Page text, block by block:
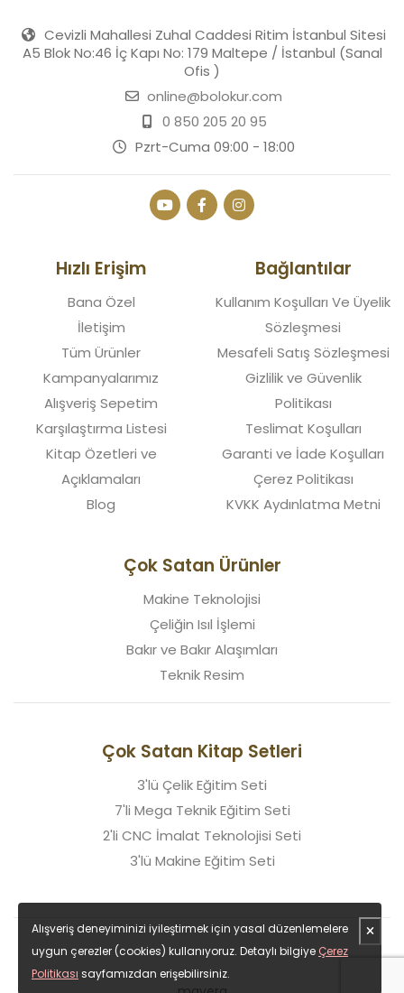
Cevizli Mahallesi Zuhal Caddesi Ritim İstanbul Sitesi
A5 Blok No:46 İç Kapı No: 179 Maltepe / İstanbul (Sanal
Ofis )
online@bolokur.com
0 850 205 20 95
Pzrt-Cuma 09:00 - 18:00
Hızlı Erişim
Bana Özel
İletişim
Tüm Ürünler
Kampanyalarımız
Alışveriş Sepetim
Karşılaştırma Listesi
Kitap Özetleri ve
Açıklamaları
Blog
Bağlantılar
Kullanım Koşulları Ve Üyelik
Sözleşmesi
Mesafeli Satış Sözleşmesi
Gizlilik ve Güvenlik
Politikası
Teslimat Koşulları
Garanti ve İade Koşulları
Çerez Politikası
KVKK Aydınlatma Metni
Çok Satan Ürünler
Makine Teknolojisi
Çeliğin Isıl İşlemi
Bakır ve Bakır Alaşımları
Teknik Resim
Çok Satan Kitap Setleri
3'lü Çelik Eğitim Seti
7'li Mega Teknik Eğitim Seti
2'li CNC İmalat Teknolojisi Seti
3'lü Makine Eğitim Seti
Alışveriş deneyiminizi iyileştirmek için yasal düzenlemelere
uygun çerezler (cookies) kullanıyoruz. Detaylı bilgiyeÇerez
Politikası sayfamızdan erişebilirsiniz.